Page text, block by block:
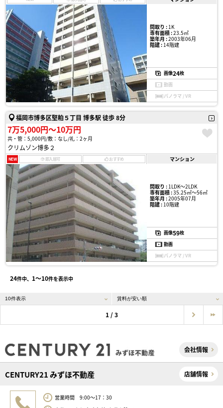
間取り :1K
専有面積 :23.5㎡
築年月 :2003年06月
階建 :14階建
画像24枚
動画
パノラマ / VR
福岡市博多区堅粕５丁目 博多駅 徒歩 8分
7万5,000円〜10万円
共・管：5,000円 敷：なし 礼：2ヶ月
クリムゾン博多２
NEW 即入居可 おすすめ マンション
間取り :1LDK〜2LDK
専有面積 :35.25㎡〜56㎡
築年月 :2005年07月
階建 :10階建
画像59枚
動画
パノラマ / VR
24件中、 1〜10件を表示中
1 / 3
会社情報
CENTURY21 みずほ不動産 店舗情報
営業時間 9:00～17：30